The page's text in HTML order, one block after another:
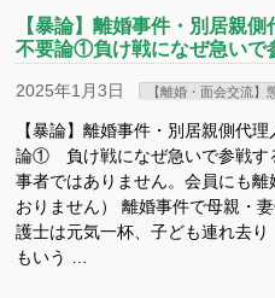
【暴論】離婚事件・別居親
不要論①負け戦になぜ急いで
2025年1月3日 【離婚・面会交流】
【暴論】離婚事件・別居親側代
論① 負け戦になぜ急いで参戦す
事者ではありません。会員にも離
おりません） 離婚事件で母親・
護士は元気一杯、子ども連れ去り
もいう …